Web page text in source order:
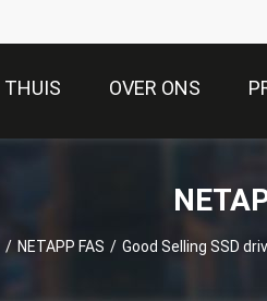
THUIS OVER ONS
/ NETAPP FAS / Good Selling SSD